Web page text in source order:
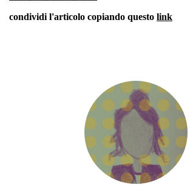
condividi l'articolo copiando questo link